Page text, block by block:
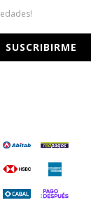
SUSCRIBIRME